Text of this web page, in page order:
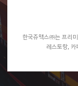
한국쥬맥스㈜는 프리
레스토랑, 카